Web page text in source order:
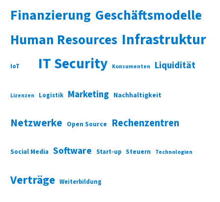
Finanzierung Geschäftsmodelle
Human Resources Infrastruktur
IoT IT Security Konsumenten Liquidität
Lizenzen Logistik Marketing Nachhaltigkeit
Netzwerke Open Source Rechenzentren
Social Media Software Start-up Steuern Technologien
Verträge Weiterbildung